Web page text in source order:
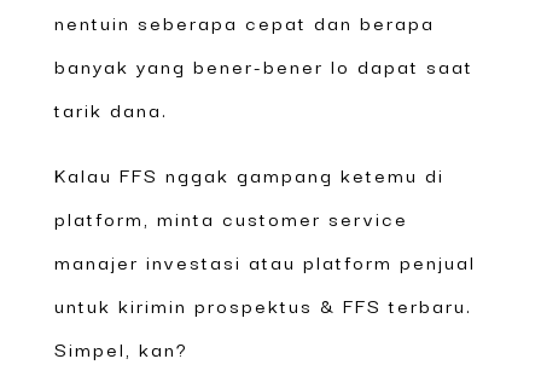
nentuin seberapa cepat dan berapa
banyak yang bener-bener lo dapat saat
tarik dana.
Kalau FFS nggak gampang ketemu di
platform, minta customer service
manajer investasi atau platform penjual
untuk kirimin prospektus & FFS terbaru.
Simpel, kan?